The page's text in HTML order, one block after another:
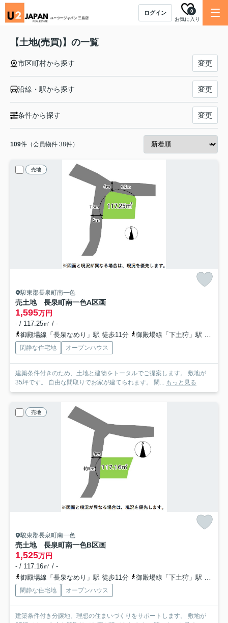
ログイン
お気に入り
0
【土地(売買)】の一覧
市区町村から探す 変更
沿線・駅から探す 変更
条件から探す 変更
109件（会員物件 38件）
売地
駿東郡長泉町南一色
売土地 長泉町南一色A区画
1,595万円
- / 117.25㎡ / -
御殿場線「長泉なめり」駅 徒歩11分
御殿場線「下土狩」駅 徒歩30分
閑静な住宅地 オープンハウス
建築条件付きのため、土地と建物をトータルでご提案します。 敷地が
35坪です。 自由な間取りでお家が建てられます。 閑... もっと見る
売地
駿東郡長泉町南一色
売土地 長泉町南一色B区画
1,525万円
- / 117.16㎡ / -
御殿場線「長泉なめり」駅 徒歩11分
御殿場線「下土狩」駅 徒歩30分
閑静な住宅地 オープンハウス
建築条件付き分譲地。理想の住まいづくりをサポートします。 敷地が